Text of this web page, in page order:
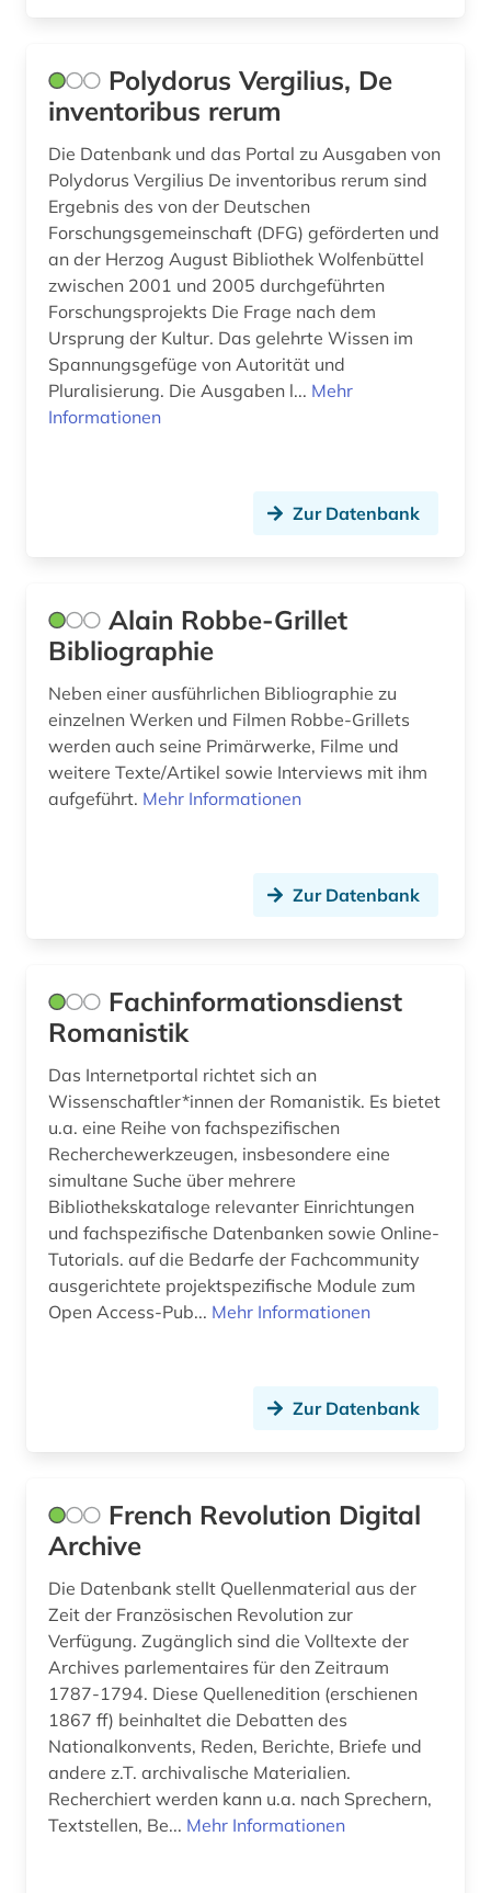
sprachwissenschaft (24)
südostasien (1)
südosteuropa (1)
tagebuch (1)
tageszeitung (1)
textsammlung (1)
theaterwissenschaft (2)
vergilius (1)
verlag (1)
verzeichnis (1)
video (1)
vinck (1)
wirtschaft (2)
wissenschaftsforschung (1)
wissenschaftsgeschichte (1)
xinjiang (1)
zarzuela (1)
zeichnungen (1)
zentralasien (1)
übersetzung (1)
übersetzungswissenschaft (3)
Polydorus Vergilius, De
inventoribus rerum
Die Datenbank und das Portal zu Ausgaben von
Polydorus Vergilius De inventoribus rerum sind
Ergebnis des von der Deutschen
Forschungsgemeinschaft (DFG) geförderten und
an der Herzog August Bibliothek Wolfenbüttel
zwischen 2001 und 2005 durchgeführten
Forschungsprojekts Die Frage nach dem
Ursprung der Kultur. Das gelehrte Wissen im
Spannungsgefüge von Autorität und
Pluralisierung. Die Ausgaben l... Mehr
Informationen
Zur Datenbank
Alain Robbe-Grillet
Bibliographie
Neben einer ausführlichen Bibliographie zu
einzelnen Werken und Filmen Robbe-Grillets
werden auch seine Primärwerke, Filme und
weitere Texte/Artikel sowie Interviews mit ihm
aufgeführt. Mehr Informationen
Zur Datenbank
Fachinformationsdienst
Romanistik
Das Internetportal richtet sich an
Wissenschaftler*innen der Romanistik. Es bietet
u.a. eine Reihe von fachspezifischen
Recherchewerkzeugen, insbesondere eine
simultane Suche über mehrere
Bibliothekskataloge relevanter Einrichtungen
und fachspezifische Datenbanken sowie Online-
Tutorials. auf die Bedarfe der Fachcommunity
ausgerichtete projektspezifische Module zum
Open Access-Pub... Mehr Informationen
Zur Datenbank
French Revolution Digital
Archive
Die Datenbank stellt Quellenmaterial aus der
Zeit der Französischen Revolution zur
Verfügung. Zugänglich sind die Volltexte der
Archives parlementaires für den Zeitraum
1787-1794. Diese Quellenedition (erschienen
1867 ff) beinhaltet die Debatten des
Nationalkonvents, Reden, Berichte, Briefe und
andere z.T. archivalische Materialien.
Recherchiert werden kann u.a. nach Sprechern,
Textstellen, Be... Mehr Informationen